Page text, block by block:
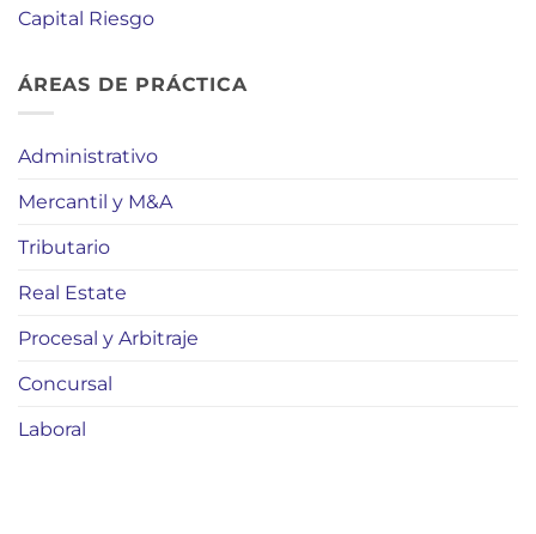
Capital Riesgo
ÁREAS DE PRÁCTICA
Administrativo
Mercantil y M&A
Tributario
Real Estate
Procesal y Arbitraje
Concursal
Laboral